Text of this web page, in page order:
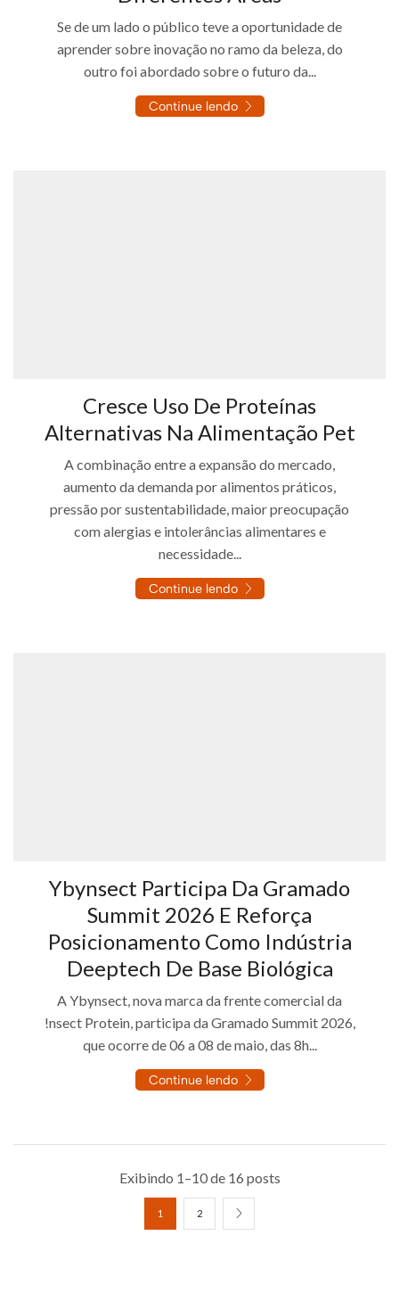
Se de um lado o público teve a oportunidade de
aprender sobre inovação no ramo da beleza, do
outro foi abordado sobre o futuro da...
Continue lendo
Cresce Uso De Proteínas
Alternativas Na Alimentação Pet
A combinação entre a expansão do mercado,
aumento da demanda por alimentos práticos,
pressão por sustentabilidade, maior preocupação
com alergias e intolerâncias alimentares e
necessidade...
Continue lendo
Ybynsect Participa Da Gramado
Summit 2026 E Reforça
Posicionamento Como Indústria
Deeptech De Base Biológica
A Ybynsect, nova marca da frente comercial da
!nsect Protein, participa da Gramado Summit 2026,
que ocorre de 06 a 08 de maio, das 8h...
Continue lendo
Exibindo 1–10 de 16 posts
1 2